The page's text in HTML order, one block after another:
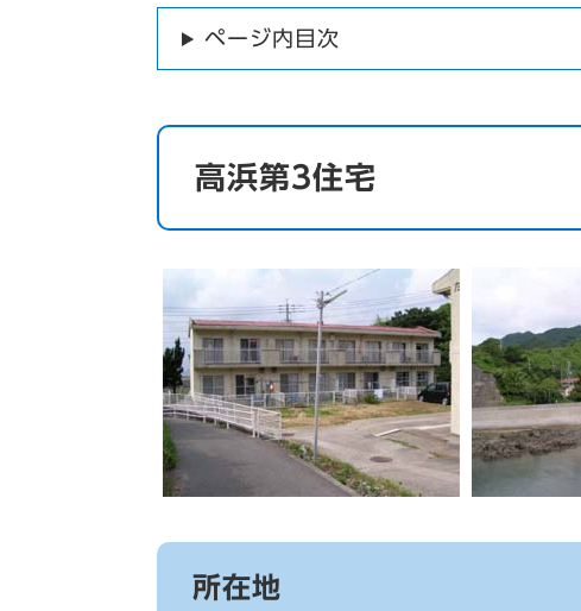
ページ内目次
高浜第3住宅
所在地